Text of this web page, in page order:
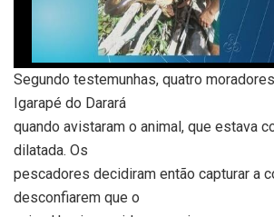
Sucuri
Segundo testemunhas, quatro
Igarapé do Darará
quando avistaram o animal, que estava
dilatada. Os
pescadores decidiram então capturar a
desconfiarem que o